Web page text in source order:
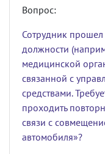
Вопрос:
Сотрудник
должности
медицинской
связанной с
средствами.
проходить
связи с
автомобиля»?